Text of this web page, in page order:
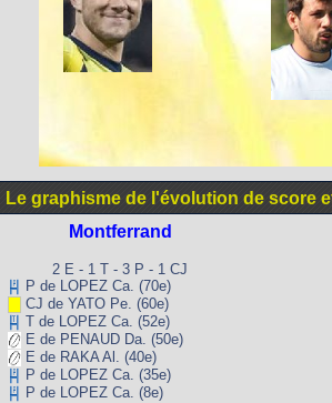
Le graphisme de l'évolution de score
Montferrand
2 E - 1 T - 3 P - 1 CJ
P de LOPEZ Ca. (70e)
CJ de YATO Pe. (60e)
T de LOPEZ Ca. (52e)
E de PENAUD Da. (50e)
E de RAKA Al. (40e)
P de LOPEZ Ca. (35e)
P de LOPEZ Ca. (8e)